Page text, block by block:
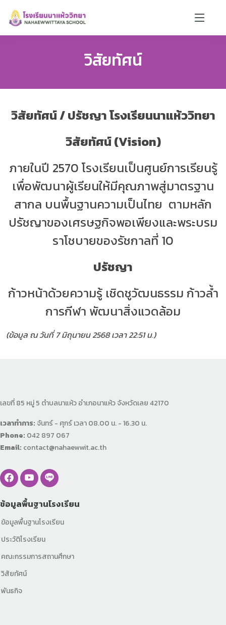
วิสัยทัศน์
วิสัยทัศน์ / ปรัชญา โรงเรียนนาแห้ววิทยา
วิสัยทัศน์ (Vision)
ภายในปี 2570 โรงเรียนเป็นศูนย์การเรียนรู้
เพื่อพัฒนาผู้เรียนให้มีคุณภาพสู่มาตรฐาน
สากล บนพื้นฐานความเป็นไทย ตามหลัก
ปรัชญาของเศรษฐกิจพอเพียงและพระบรม
ราโชบายของรัชกาลที่ 10
ปรัชญา
ก้าวหน้าด้วยความรู้ เชิดชูวัฒนธรรม ก้าวล้ำ
การกีฬา พัฒนาสิ่งแวดล้อม
(ข้อมูล ณ วันที่ 7 มิถุนายน 2568 เวลา 22:51 น.)
เลขที่ 85 หมู่ 5 ตำบลนาแห้ว อำเภอนาแห้ว จังหวัดเลย 42170
เวลาทำการ: จันทร์ - ศุกร์ เวลา 08.00 น. - 16.30 น.
Phone: 042 897 067
Email: contact@nahaewwit.ac.th
ข้อมูลพื้นฐานโรงเรียน
ข้อมูลพื้นฐานโรงเรียน
ประวัติโรงเรียน
คณะกรรมการสถานศึกษา
วิสัยทัศน์
พันธกิจ
🏫 📝 📚 📍
สวัสดีค่ะ! ตาหวานยินดีต้อนรับ 🌸
ถามเกี่ยวกับโรงเรียนนาแห้ววิทยาได้เลยนะคะ
ตาหวานพร้อมช่วยเหลือทุกคนค่ะ 💜